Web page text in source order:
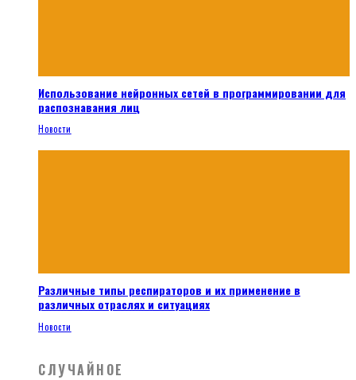
Использование нейронных сетей в программировании для
распознавания лиц
Новости
Различные типы респираторов и их применение в
различных отраслях и ситуациях
Новости
СЛУЧАЙНОЕ